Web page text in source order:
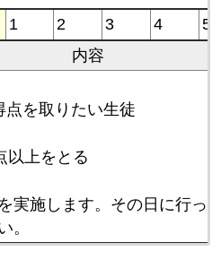
1 2 3 4
5
内容
を取りたい生徒
以上をとる
実施します。その日に行っ
。